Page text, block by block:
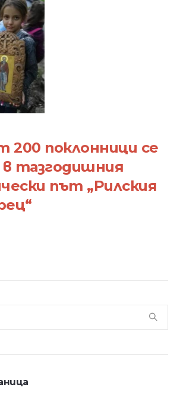
200 поклонници се
в тазгодишния
път „Рилския